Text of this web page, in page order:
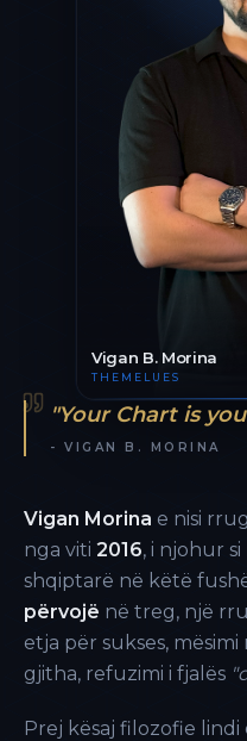
Vigan B. Morina
THEMELUES
"Your Chart is
- VIGAN B. MORINA
Vigan Morina e nisi
nga viti 2016, i njohur
shqiptarë në këtë
përvojë në treg, një
etja për sukses,
gjitha, refuzimi i fjalës
Prej kësaj filozofie